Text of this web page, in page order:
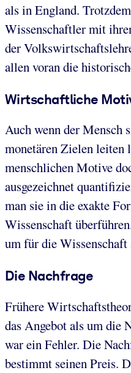
als in England.
Wissenschaftler mit
der
allen voran die
Wirtschaftliche
Auch wenn der Mensch
monetären Zielen leiten
menschlichen Motive
ausgezeichnet
man sie in die exakte
Wissenschaft
um für die
Die Nachfrage
Frühere
das Angebot als um die
war ein Fehler. Die
bestimmt seinen Preis.